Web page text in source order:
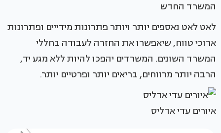
המשרד החדש
לאט לאט נאספים יותר ויותר פתרונות מידייים ופתרונות
ארוכי טווח, שיאפשרו את החזרה לעבודה בחללי
המשרד השונים. המשרדים יהפכו להיות ללא מגע יד,
הרבה יותר מרווחים, בריאים יותר ופרטיים יותר.
איורים עדי אדליס